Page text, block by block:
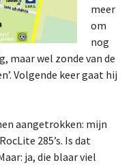
meer
om
nog
maar wel zonde van de
Volgende keer gaat hij
aangetrokken: mijn
285’s. Is dat
ja, die blaar viel